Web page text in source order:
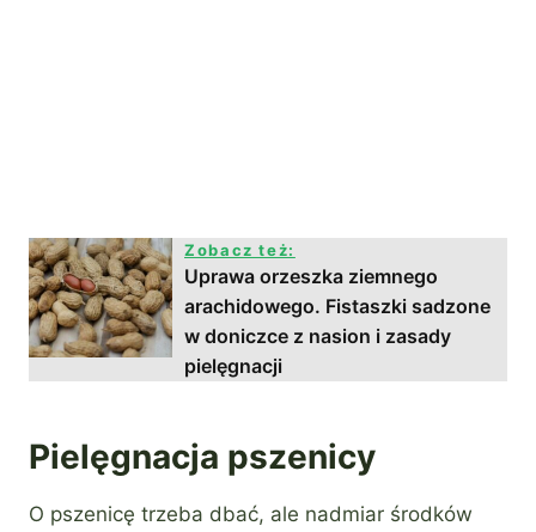
Zobacz też:
Uprawa orzeszka ziemnego
arachidowego. Fistaszki sadzone
w doniczce z nasion i zasady
pielęgnacji
Pielęgnacja pszenicy
O pszenicę trzeba dbać, ale nadmiar środków